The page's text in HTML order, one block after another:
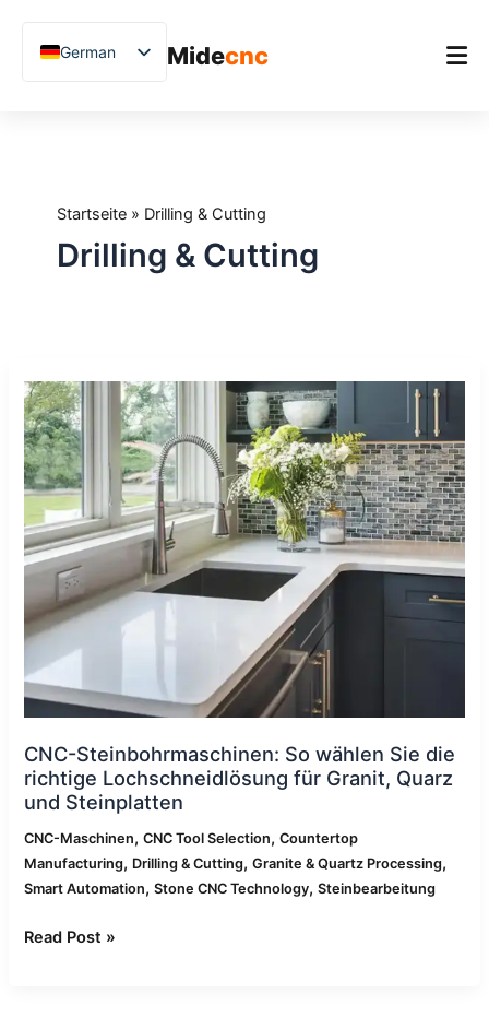
Midecnc
Anwendungen
Blog
German
English
Arabic
Polish
Hindi
Startseite» Drilling & Cutting
Drilling & Cutting
CNC-Steinbohrmaschinen: So wählen Sie die
richtige Lochschneidlösung für Granit, Quarz
und Steinplatten
CNC-Maschinen,CNC Tool Selection,Countertop
Manufacturing, Drilling & Cutting,Granite & Quartz Processing,
Smart Automation,Stone CNC Technology,Steinbearbeitung
Steinbohrmaschinen:
So
wählen
Sie
die
richtige
Lochschneidlösung
für
Granit,
Quarz
und
Steinplatten
Read Post »